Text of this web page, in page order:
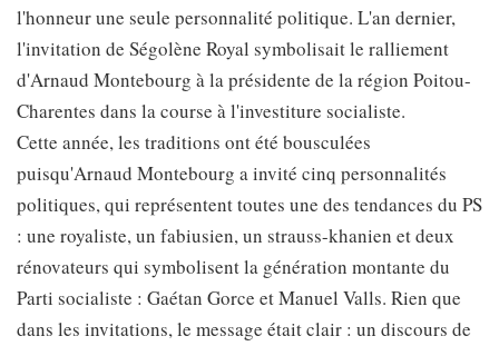
l'honneur une seule personnalité politique. L'an dernier,
l'invitation de Ségolène Royal symbolisait le ralliement
d'Arnaud Montebourg à la présidente de la région Poitou-
Charentes dans la course à l'investiture socialiste.
Cette année, les traditions ont été bousculées
puisqu'Arnaud Montebourg a invité cinq personnalités
politiques, qui représentent toutes une des tendances du PS
: une royaliste, un fabiusien, un strauss-khanien et deux
rénovateurs qui symbolisent la génération montante du
Parti socialiste : Gaétan Gorce et Manuel Valls. Rien que
dans les invitations, le message était clair : un discours de